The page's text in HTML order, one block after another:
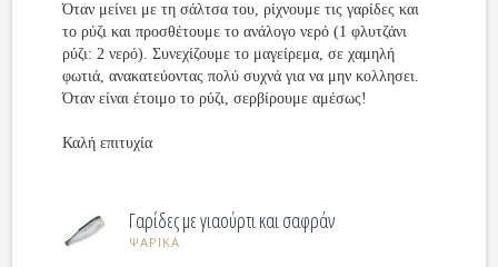
Όταν μείνει με τη σάλτσα του, ρίχνουμε τις γαρίδες και
το ρύζι και προσθέτουμε το ανάλογο νερό (1 φλυτζάνι
ρύζι: 2 νερό). Συνεχίζουμε το μαγείρεμα, σε χαμηλή
φωτιά, ανακατεύοντας πολύ συχνά για να μην κολλησει.
Όταν είναι έτοιμο το ρύζι, σερβίρουμε αμέσως!
Καλή επιτυχία
Γαρίδες με γιαούρτι και σαφράν
ΨΑΡΙΚΑ